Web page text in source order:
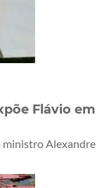
Flávio em
ministro Alexandre